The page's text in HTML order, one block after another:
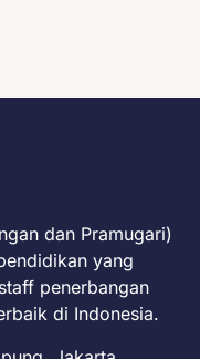
dan Pramugari)
yang
penerbangan
di Indonesia.